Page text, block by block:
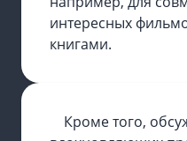
интересных
книгами.
Кроме того,